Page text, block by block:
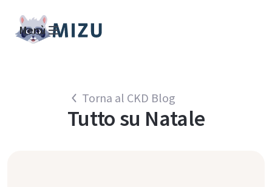
Menù
Torna al CKD Blog
Tutto su Natale